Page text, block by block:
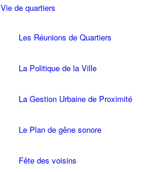
Vie de quartiers
Les Réunions de Quartiers
La Politique de la Ville
La Gestion Urbaine de Proximité
Le Plan de gêne sonore
Fête des voisins